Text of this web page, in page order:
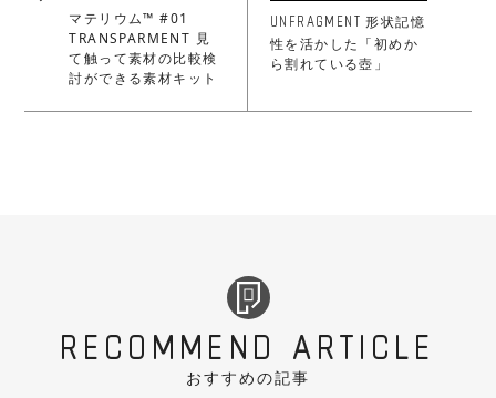
マテリウム™ #01
TRANSPARMENT 見
て触って素材の比較検
討ができる素材キット
UNFRAGMENT 形状記憶
性を活かした「初めか
ら割れている壺」
RECOMMEND ARTICLE
おすすめの記事